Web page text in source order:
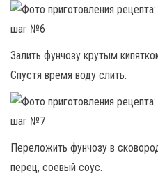
Залить фунчозу крутым
Спустя время воду слить.
Переложить фунчозу в
перец, соевый соус.